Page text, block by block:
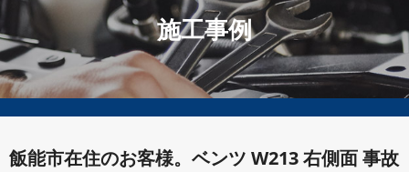
施工事例
飯能市在住のお客様。ベンツ W213 右側面 事故